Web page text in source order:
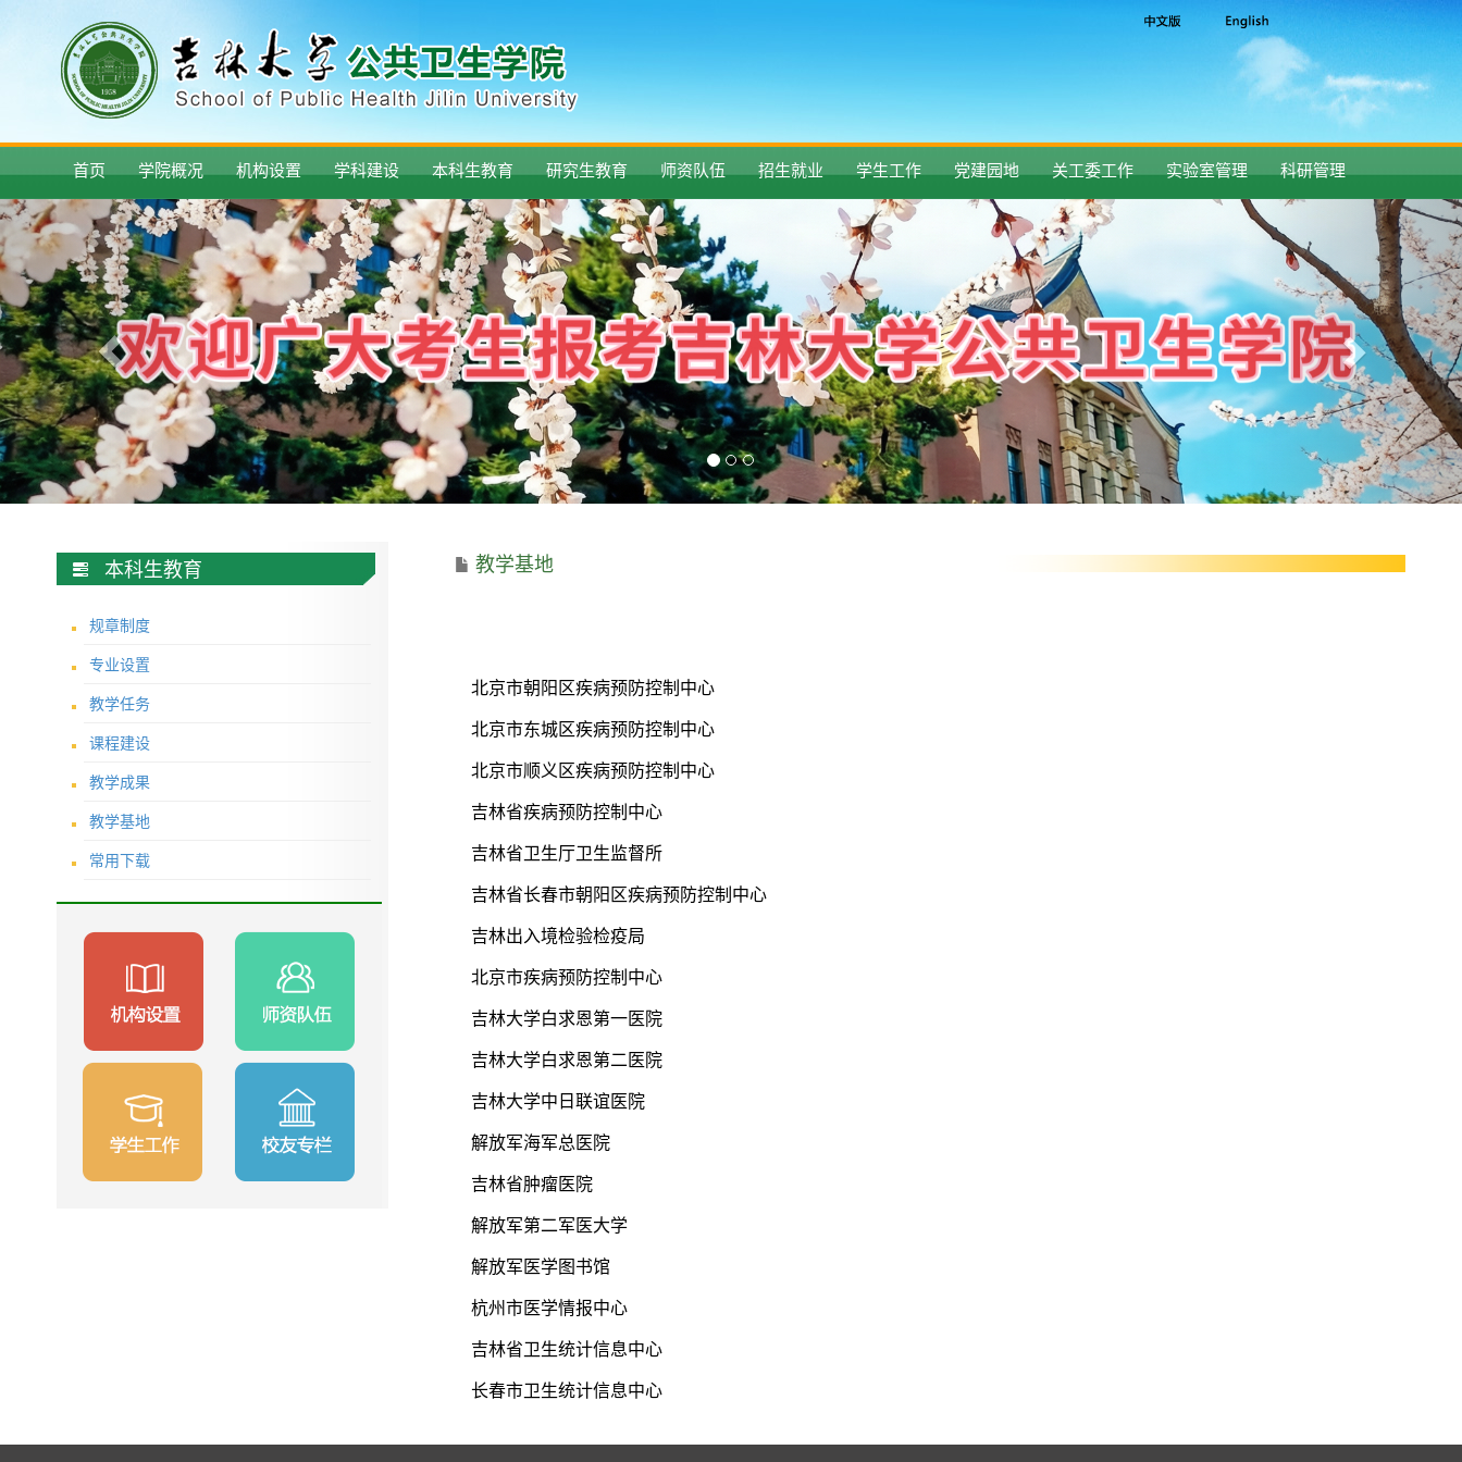
首页 学院概况 机构设置 学科建设 本科生教育 研究生教育 师资队伍 招生就业 学生工作 党建园地 关工委工作 实验室管理 科研管理
本科生教育
规章制度
专业设置
教学任务
课程建设
教学成果
教学基地
常用下载
教学基地
北京市朝阳区疾病预防控制中心
北京市东城区疾病预防控制中心
北京市顺义区疾病预防控制中心
吉林省疾病预防控制中心
吉林省卫生厅卫生监督所
吉林省长春市朝阳区疾病预防控制中心
吉林出入境检验检疫局
北京市疾病预防控制中心
吉林大学白求恩第一医院
吉林大学白求恩第二医院
吉林大学中日联谊医院
解放军海军总医院
吉林省肿瘤医院
解放军第二军医大学
解放军医学图书馆
杭州市医学情报中心
吉林省卫生统计信息中心
长春市卫生统计信息中心